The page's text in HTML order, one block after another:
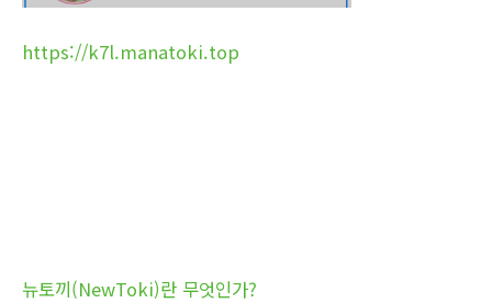
https://k7l.manatoki.top
뉴토끼(NewToki)란 무엇인가?